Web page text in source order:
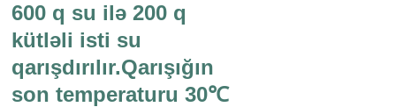
600 q su ilə 200 q
kütləli isti su
qarışdırılır.Qarışığın
son temperaturu 30℃